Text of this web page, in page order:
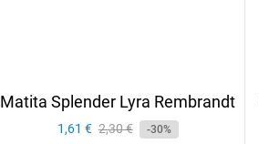
Matita Splender Lyra Rembrandt
Prezzo
1,61 € Prezzo
2,30 € -30%